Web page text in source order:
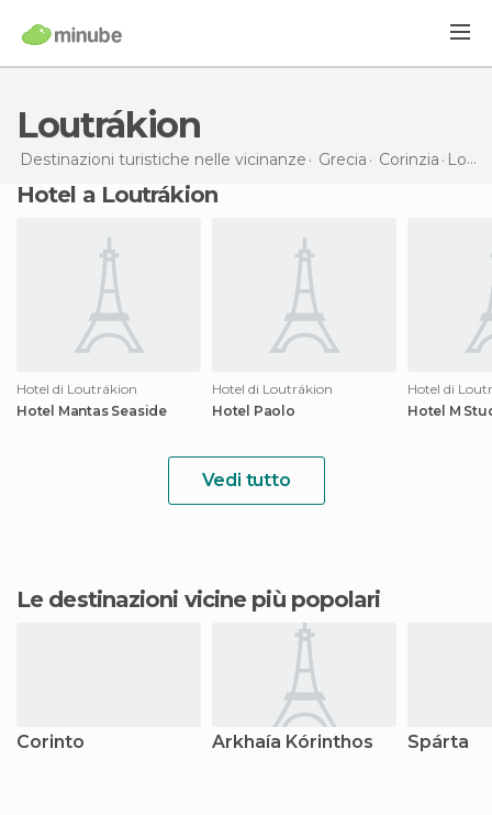
Loutrákion
Destinazioni turistiche nelle vicinanze Grecia Corinzia Loutrákion
Hotel a Loutrákion
Hotel di Loutrákion
Hotel Mantas Seaside
Hotel di Loutrákion
Hotel Paolo
Hotel di
Hotel M
Vedi tutto
Le destinazioni vicine più popolari
Corinto Arkhaía Kórinthos Spárta